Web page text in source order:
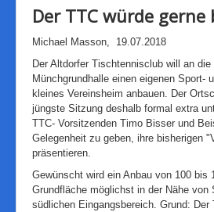
Der TTC würde gerne
Michael Masson, 19.07.2018
Der Altdorfer Tischtennisclub will an die
Münchgrundhalle einen eigenen Sport-
kleines Vereinsheim anbauen. Der
jüngste Sitzung deshalb formal extra
TTC- Vorsitzenden Timo Bisser und
Gelegenheit zu geben, ihre bisherigen
präsentieren.
Gewünscht wird ein Anbau von 100 bis
Grundfläche möglichst in der Nähe von
südlichen Eingangsbereich. Grund: Der